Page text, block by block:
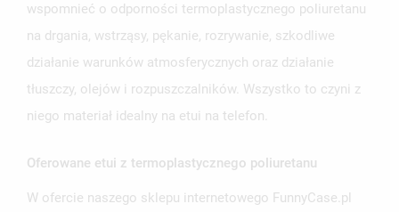
wspomnieć o odporności termoplastycznego poliuretanu
na drgania, wstrząsy, pękanie, rozrywanie, szkodliwe
działanie warunków atmosferycznych oraz działanie
tłuszczy, olejów i rozpuszczalników. Wszystko to czyni z
niego materiał idealny na etui na telefon.
Oferowane etui z termoplastycznego poliuretanu
W ofercie naszego sklepu internetowego FunnyCase.pl